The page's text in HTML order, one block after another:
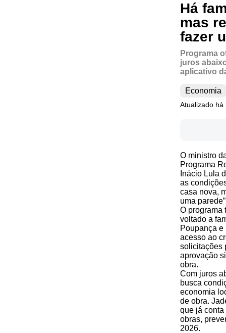
Há
mas
fazer
Programa
juros
aplicativo
Economia
Atualizado há
O ministro
Programa
Inácio Lula
as
casa nova,
uma
O programa
voltado a
Poupança
acesso ao
solicitações
aprovação
obra.
Com juros
busca
economia
de obra.
que já
obras,
2026.